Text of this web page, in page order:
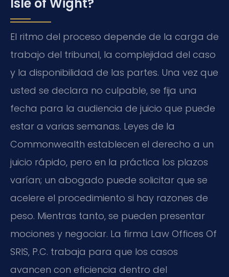
Isle of Wight?
El ritmo del proceso depende de la carga de
trabajo del tribunal, la complejidad del caso
y la disponibilidad de las partes. Una vez que
usted se declara no culpable, se fija una
fecha para la audiencia de juicio que puede
estar a varias semanas. Leyes de la
Commonwealth establecen el derecho a un
juicio rápido, pero en la práctica los plazos
varían; un abogado puede solicitar que se
acelere el procedimiento si hay razones de
peso. Mientras tanto, se pueden presentar
mociones y negociar. La firma Law Offices Of
SRIS, P.C. trabaja para que los casos
avancen con eficiencia dentro del